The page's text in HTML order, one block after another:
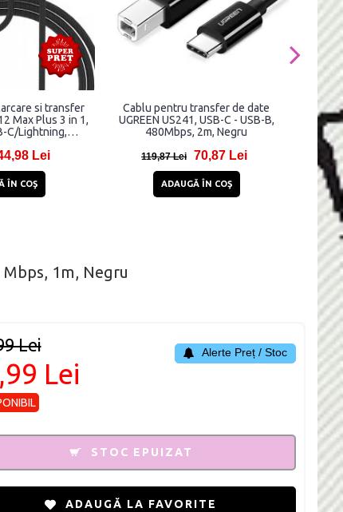
si transfer
Max Plus 3 in 1,
C/Lightning,
1.2m, Negru
Lei
ÎN COŞ
Cablu pentru transfer de date
UGREEN US241, USB-C - USB-B,
480Mbps, 2m, Negru
119,87 Lei 70,87 Lei
ADAUGĂ ÎN COŞ
1m, Negru
Lei
Lei
Alerte Preț / Stoc
STOC EPUIZAT
ADAUGĂ LA FAVORITE